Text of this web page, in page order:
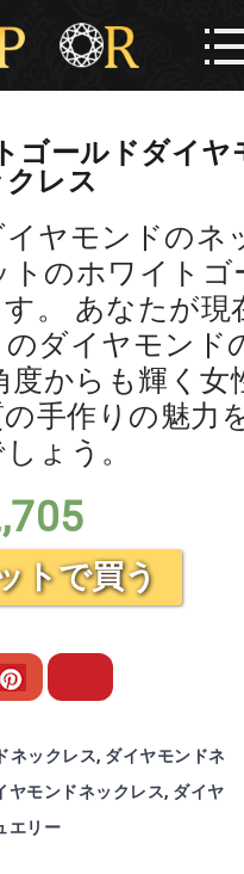
ゴールドダイヤ
レス
ヤモンドのネ
トのホワイトゴ
。 あなたが現
ダイヤモンド
度からも輝く女
手作りの魅力
ょう。
トで買う
ネックレス, ダイヤモンドネ
ヤモンドネックレス, ダイヤ
エリー